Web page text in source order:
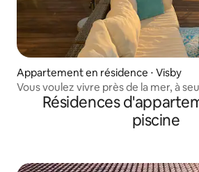
Appartement en résidence ⋅ Visby
Vous voulez vivre près de la mer, à
Résidences
piscine